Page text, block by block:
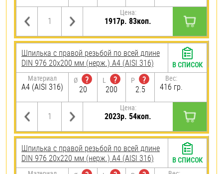
Цена:
1917р. 83коп.
Шпилька с правой резьбой по всей длине
DIN 976 20х200 мм (нерж.) A4 (AISI 316)
Материал
A4 (AISI 316)
Ø
?
20
L
?
200
P
?
2.5
Вес:
416 гр.
Цена:
2023р. 54коп.
В СПИСОК
Шпилька с правой резьбой по всей длине
DIN 976 20х220 мм (нерж.) A4 (AISI 316)
В СПИСОК